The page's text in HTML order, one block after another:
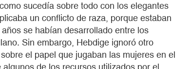
sucedía sobre todo con los elegantes
un conflicto de raza, porque estaban
se habían desarrollado entre los
Sin embargo, Hebdige ignoró otro
el papel que jugaban las mujeres en el
de los recursos utilizados por el